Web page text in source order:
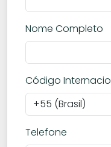
Nome Completo
Código
Telefone